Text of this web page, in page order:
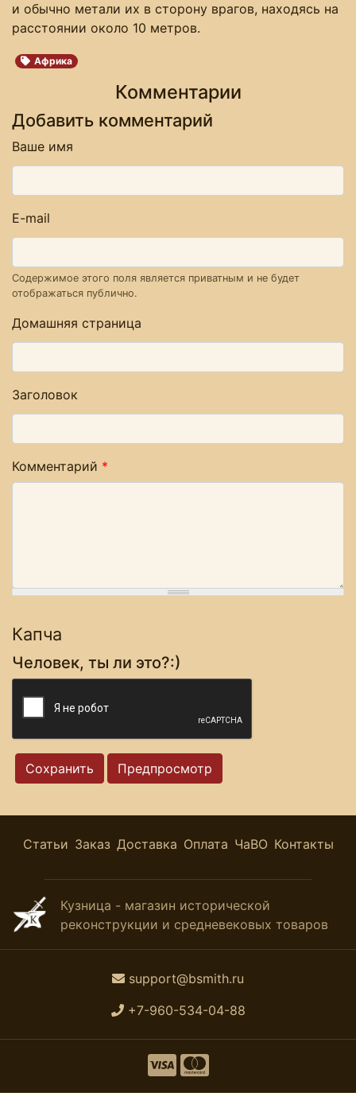
и обычно метали их в сторону врагов, находясь на
расстоянии около 10 метров.
Африка
Комментарии
Добавить комментарий
Ваше имя
E-mail
Содержимое этого поля является приватным и не будет
отображаться публично.
Домашняя страница
Заголовок
Комментарий *
Капча
Человек, ты ли это?:)
Статьи Заказ Доставка Оплата ЧаВО Контакты
Кузница - магазин исторической
реконструкции и средневековых товаров
support@bsmith.ru
+7-960-534-04-88